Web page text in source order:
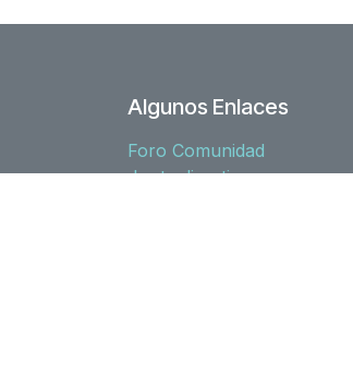
Algunos Enlaces
Foro Comunidad
Junta directiva